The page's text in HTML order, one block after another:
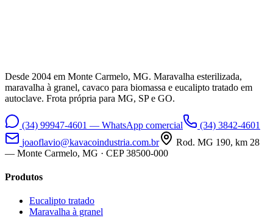
Desde 2004 em Monte Carmelo, MG. Maravalha esterilizada,
maravalha à granel, cavaco para biomassa e eucalipto tratado em
autoclave. Frota própria para MG, SP e GO.
(34) 99947-4601 — WhatsApp comercial
(34) 3842-4601
joaoflavio@kavacoindustria.com.br
Rod. MG 190, km 28
— Monte Carmelo, MG · CEP 38500-000
Produtos
Eucalipto tratado
Maravalha à granel